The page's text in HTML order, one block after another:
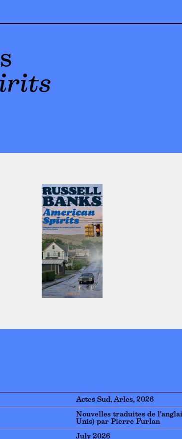
Actes Sud, Arles, 2026
Nouvelles traduites de
Unis) par Pierre Furlan
July 2026